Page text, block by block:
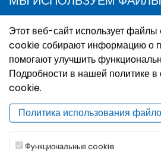
Целительная баня
Целительная баня Papardes –
банщицей Ингуной Рауда можно
женских банных ритуалах и
Этот веб-сайт использует
cookie собирают информацию о
помогают улучшить
Подробности в нашей политике
cookie.
Политика использования
Функциональные cookie